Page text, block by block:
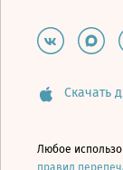
Скачать
Любое
правил